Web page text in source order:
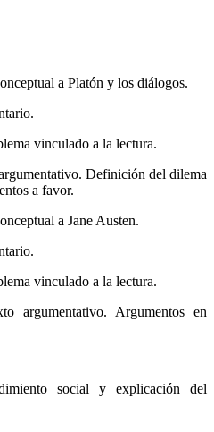
a Platón y los diálogos.
vinculado a la lectura.
Definición del dilema
a favor.
a Jane Austen.
vinculado a la lectura.
argumentativo. Argumentos en
social y explicación del